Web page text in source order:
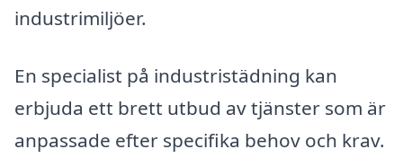
industrimiljöer.
En specialist på industristädning kan
erbjuda ett brett utbud av tjänster som är
anpassade efter specifika behov och krav.